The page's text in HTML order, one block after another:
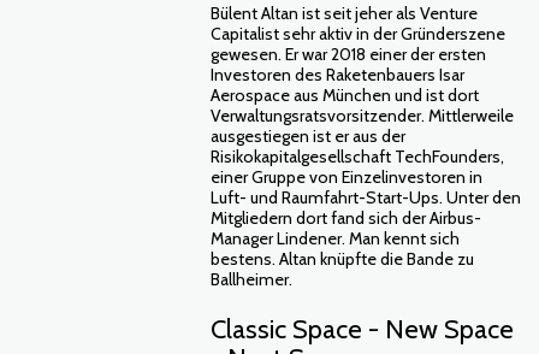
Bülent Altan ist seit jeher als Venture
Capitalist sehr aktiv in der Gründerszene
gewesen. Er war 2018 einer der ersten
Investoren des Raketenbauers Isar
Aerospace aus München und ist dort
Verwaltungsratsvorsitzender. Mittlerweile
ausgestiegen ist er aus der
Risikokapitalgesellschaft TechFounders,
einer Gruppe von Einzelinvestoren in
Luft- und Raumfahrt-Start-Ups. Unter den
Mitgliedern dort fand sich der Airbus-
Manager Lindener. Man kennt sich
bestens. Altan knüpfte die Bande zu
Ballheimer.
Classic Space - New Space